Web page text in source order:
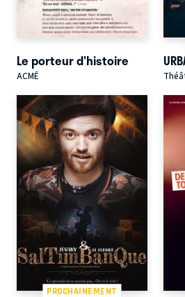
Le porteur d'histoire
ACMÉ
PROCHAINEMENT